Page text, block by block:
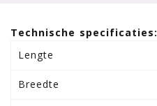
Technische specificaties:
Lengte
Breedte